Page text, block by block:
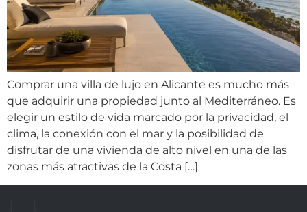
Comprar una villa de lujo en Alicante es mucho más
que adquirir una propiedad junto al Mediterráneo. Es
elegir un estilo de vida marcado por la privacidad, el
clima, la conexión con el mar y la posibilidad de
disfrutar de una vivienda de alto nivel en una de las
zonas más atractivas de la Costa […]